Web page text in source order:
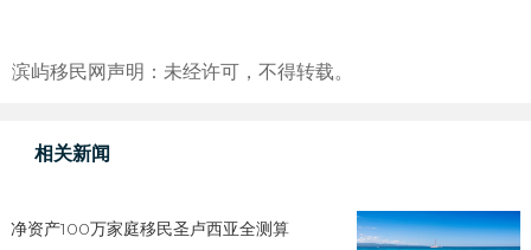
滨屿移民网声明：未经许可，不得转载。
相关新闻
净资产100万家庭移民圣卢西亚全测算